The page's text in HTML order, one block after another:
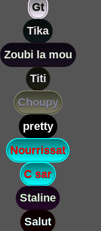
Gt
Tika
Zoubi la mou
Titi
Choupy
pretty
Nourrissat
C sar
Staline
Salut